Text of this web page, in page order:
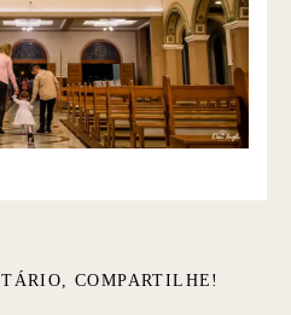
COMPARTILHE!